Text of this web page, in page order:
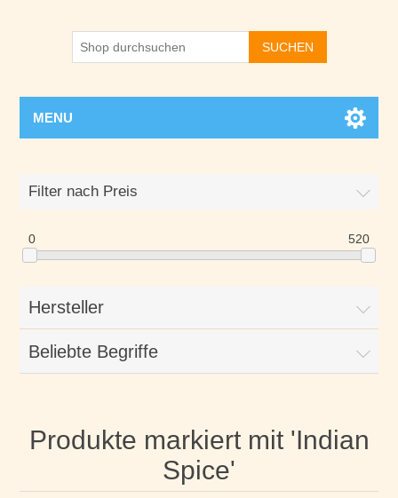
SUCHEN
MENU
Filter nach Preis
0 520
Hersteller
Beliebte Begriffe
Produkte markiert mit 'Indian
Spice'